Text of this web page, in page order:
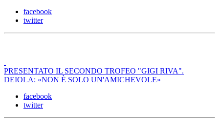
facebook
twitter
PRESENTATO IL SECONDO TROFEO "GIGI RIVA".
DEIOLA: «NON È SOLO UN'AMICHEVOLE»
facebook
twitter